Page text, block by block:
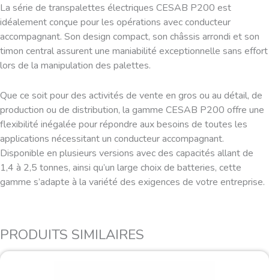
La série de transpalettes électriques CESAB P200 est
idéalement conçue pour les opérations avec conducteur
accompagnant. Son design compact, son châssis arrondi et son
timon central assurent une maniabilité exceptionnelle sans effort
lors de la manipulation des palettes.
Que ce soit pour des activités de vente en gros ou au détail, de
production ou de distribution, la gamme CESAB P200 offre une
flexibilité inégalée pour répondre aux besoins de toutes les
applications nécessitant un conducteur accompagnant.
Disponible en plusieurs versions avec des capacités allant de
1,4 à 2,5 tonnes, ainsi qu’un large choix de batteries, cette
gamme s’adapte à la variété des exigences de votre entreprise.
PRODUITS SIMILAIRES